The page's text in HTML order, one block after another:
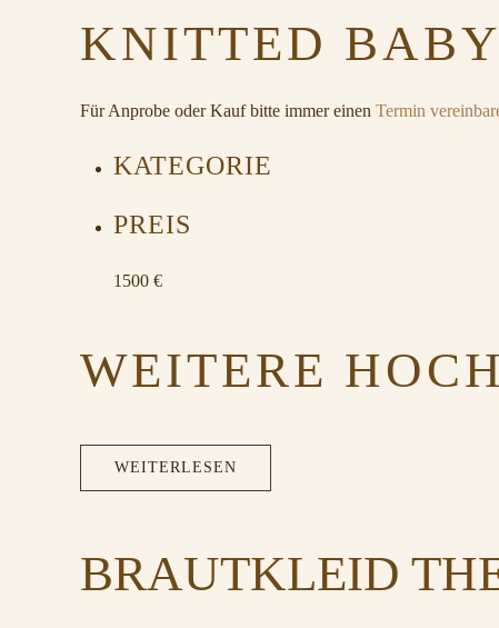
KNITTED
Für Anprobe oder Kauf bitte immer einen Termin
KATEGORIE
PREIS
1500 €
WEITERE
WEITERLESEN
BRAUTKLEID